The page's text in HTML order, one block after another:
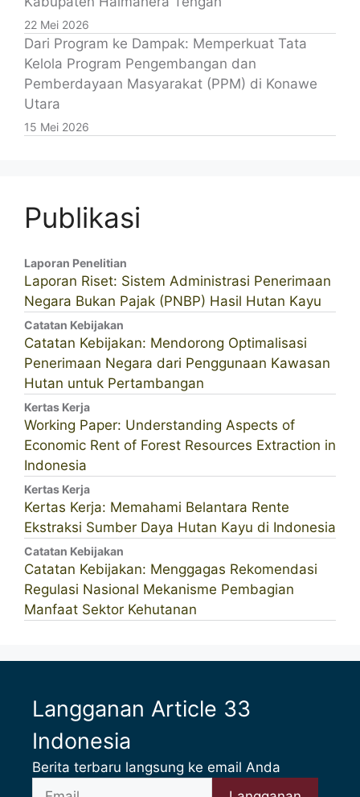
22 Mei 2026
Dari Program ke Dampak: Memperkuat Tata
Kelola Program Pengembangan dan
Pemberdayaan Masyarakat (PPM) di Konawe
Utara
15 Mei 2026
Publikasi
Laporan Penelitian
Laporan Riset: Sistem Administrasi Penerimaan
Negara Bukan Pajak (PNBP) Hasil Hutan Kayu
Catatan Kebijakan
Catatan Kebijakan: Mendorong Optimalisasi
Penerimaan Negara dari Penggunaan Kawasan
Hutan untuk Pertambangan
Kertas Kerja
Working Paper: Understanding Aspects of
Economic Rent of Forest Resources Extraction in
Indonesia
Kertas Kerja
Kertas Kerja: Memahami Belantara Rente
Ekstraksi Sumber Daya Hutan Kayu di Indonesia
Catatan Kebijakan
Catatan Kebijakan: Menggagas Rekomendasi
Regulasi Nasional Mekanisme Pembagian
Manfaat Sektor Kehutanan
Langganan Article 33
Indonesia
Berita terbaru langsung ke email Anda